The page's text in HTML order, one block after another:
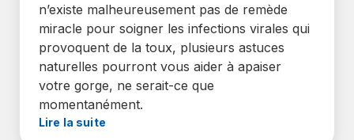
n’existe malheureusement pas de remède
miracle pour soigner les infections virales qui
provoquent de la toux, plusieurs astuces
naturelles pourront vous aider à apaiser
votre gorge, ne serait-ce que
momentanément.
Lire la suite